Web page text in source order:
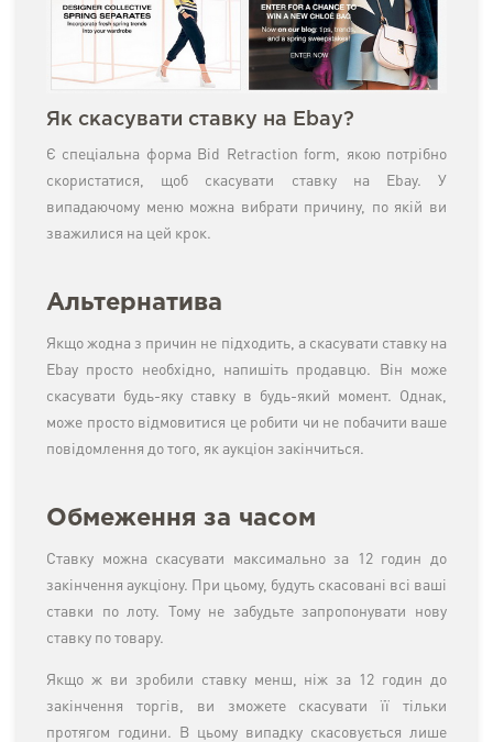
Як скасувати ставку на Ebay?
Є спеціальна форма Bid Retraction form, якою потрібно
скористатися, щоб скасувати ставку на Ebay. У
випадаючому меню можна вибрати причину, по якій ви
зважилися на цей крок.
Альтернатива
Якщо жодна з причин не підходить, а скасувати ставку на
Ebay просто необхідно, напишіть продавцю. Він може
скасувати будь-яку ставку в будь-який момент. Однак,
може просто відмовитися це робити чи не побачити ваше
повідомлення до того, як аукціон закінчиться.
Обмеження за часом
Ставку можна скасувати максимально за 12 годин до
закінчення аукціону. При цьому, будуть скасовані всі ваші
ставки по лоту. Тому не забудьте запропонувати нову
ставку по товару.
Якщо ж ви зробили ставку менш, ніж за 12 годин до
закінчення торгів, ви зможете скасувати її тільки
протягом години. В цьому випадку скасовується лише